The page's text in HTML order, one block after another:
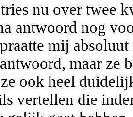
nu over twee
antwoord nog
mij
maar ze
ook heel
vertellen die